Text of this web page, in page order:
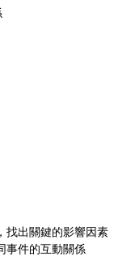
找出關鍵的影響因素
事件的互動關係